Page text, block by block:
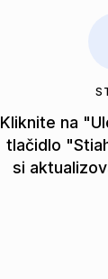
Kliknite na
tlačidlo
si